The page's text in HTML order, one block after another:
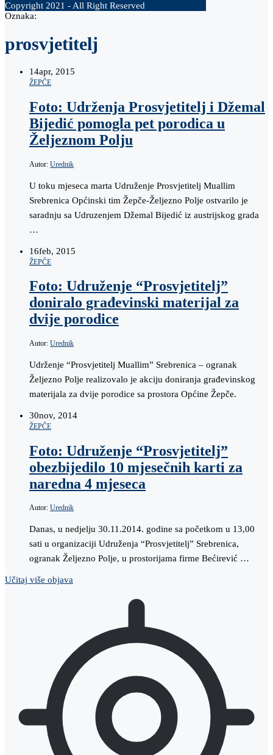
Copyright 2021 - All Right Reserved
Oznaka:
prosvjetitelj
14apr, 2015
ŽEPČE
Foto: Udrženja Prosvjetitelj i Džemal
Bijedić pomogla pet porodica u
Željeznom Polju
Autor: Urednik
U toku mjeseca marta Udruženje Prosvjetitelj Muallim
Srebrenica Općinski tim Žepče-Željezno Polje ostvarilo je
saradnju sa Udruzenjem Džemal Bijedić iz austrijskog grada
…
16feb, 2015
ŽEPČE
Foto: Udruženje “Prosvjetitelj”
doniralo građevinski materijal za
dvije porodice
Autor: Urednik
Udrženje “Prosvjetitelj Muallim” Srebrenica – ogranak
Željezno Polje realizovalo je akciju doniranja građevinskog
materijala za dvije porodice sa prostora Općine Žepče.
30nov, 2014
ŽEPČE
Foto: Udruženje “Prosvjetitelj”
obezbijedilo 10 mjesečnih karti za
naredna 4 mjeseca
Autor: Urednik
Danas, u nedjelju 30.11.2014. godine sa početkom u 13,00
sati u organizaciji Udruženja “Prosvjetitelj” Srebrenica,
ogranak Željezno Polje, u prostorijama firme Bećirević …
Učitaj više objava